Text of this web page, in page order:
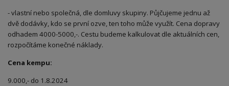
- vlastní nebo společná, dle domluvy skupiny. Půjčujeme jednu až
dvě dodávky, kdo se první ozve, ten toho může využít. Cena dopravy
odhadem 4000-5000,-. Cestu budeme kalkulovat dle aktuálních cen,
rozpočítáme konečné náklady.
Cena kempu:
9.000,- do 1.8.2024